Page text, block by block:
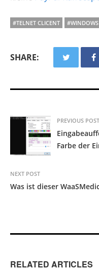
#TELNET CLICENT #WINDOWS
SHARE:
PREVIOUS POST
Farbe der
NEXT POST
Was ist dieser
RELATED ARTICLES